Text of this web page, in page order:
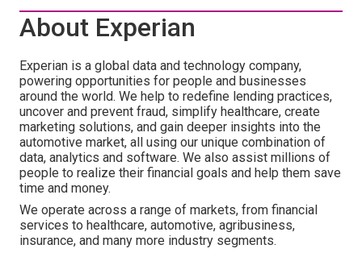
About Experian
Experian is a global data and technology company,
powering opportunities for people and businesses
around the world. We help to redefine lending practices,
uncover and prevent fraud, simplify healthcare, create
marketing solutions, and gain deeper insights into the
automotive market, all using our unique combination of
data, analytics and software. We also assist millions of
people to realize their financial goals and help them save
time and money.
We operate across a range of markets, from financial
services to healthcare, automotive, agribusiness,
insurance, and many more industry segments.